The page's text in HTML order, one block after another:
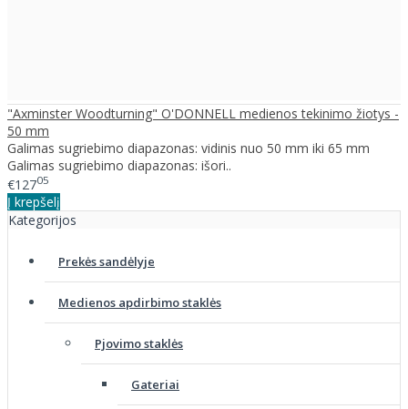
"Axminster Woodturning" O'DONNELL medienos tekinimo žiotys -
50 mm
Galimas sugriebimo diapazonas: vidinis nuo 50 mm iki 65 mm
Galimas sugriebimo diapazonas: išori..
€12705
Į krepšelį
Kategorijos
Prekės sandėlyje
Medienos apdirbimo staklės
Pjovimo staklės
Gateriai